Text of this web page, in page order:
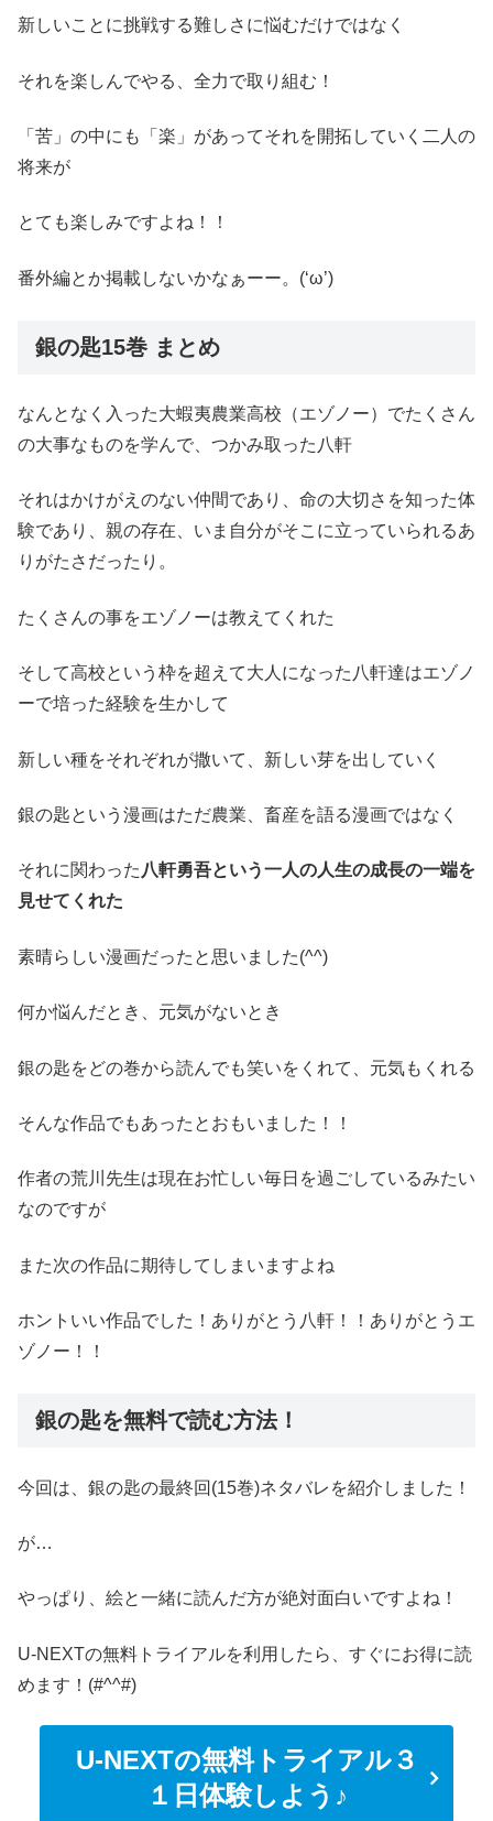
新しいことに挑戦する難しさに悩むだけではなく
それを楽しんでやる、全力で取り組む！
「苦」の中にも「楽」があってそれを開拓していく二人の
将来が
とても楽しみですよね！！
番外編とか掲載しないかなぁーー。(‘ω’)
銀の匙15巻 まとめ
なんとなく入った大蝦夷農業高校（エゾノー）でたくさん
の大事なものを学んで、つかみ取った八軒
それはかけがえのない仲間であり、命の大切さを知った体
験であり、親の存在、いま自分がそこに立っていられるあ
りがたさだったり。
たくさんの事をエゾノーは教えてくれた
そして高校という枠を超えて大人になった八軒達はエゾノ
ーで培った経験を生かして
新しい種をそれぞれが撒いて、新しい芽を出していく
銀の匙という漫画はただ農業、畜産を語る漫画ではなく
それに関わった八軒勇吾という一人の人生の成長の一端を
見せてくれた
素晴らしい漫画だったと思いました(^^)
何か悩んだとき、元気がないとき
銀の匙をどの巻から読んでも笑いをくれて、元気もくれる
そんな作品でもあったとおもいました！！
作者の荒川先生は現在お忙しい毎日を過ごしているみたい
なのですが
また次の作品に期待してしまいますよね
ホントいい作品でした！ありがとう八軒！！ありがとうエ
ゾノー！！
銀の匙を無料で読む方法！
今回は、銀の匙の最終回(15巻)ネタバレを紹介しました！
が…
やっぱり、絵と一緒に読んだ方が絶対面白いですよね！
U-NEXTの無料トライアルを利用したら、すぐにお得に読
めます！(#^^#)
U-NEXTの無料トライアル３
１日体験しよう♪